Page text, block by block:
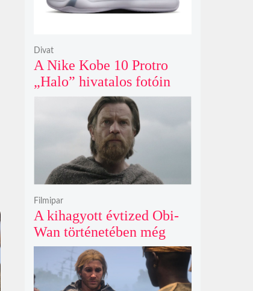
A Nike Kobe 10 Protro
„Halo” hivatalos fotóin
már most rajongók ezrei
csüngenek
Divat
A kihagyott évtized Obi-
Wan történetében még
mindig betöltetlen űr
maradt Ewan McGregor
szerint
Filmipar